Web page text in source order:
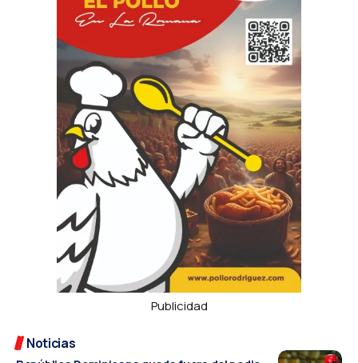
Publicidad
Noticias